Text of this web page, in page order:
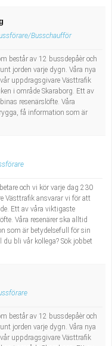
Busschaufför
består av 12 bussdepåèr och
jorden varje dygn. Våra nya
uppdragsgivare Västtrafik
i område Skaraborg. Ett av
resenärslöfte. Våra
få information som är
och vi kör varje dag 230
Västtrafik ansvarar vi för att
Ett av våra viktigaste
Våra resenärer ska alltid
som är betydelsefull för sin
du bli vår kollega? Sök jobbet
består av 12 bussdepåèr och
jorden varje dygn. Våra nya
uppdragsgivare Västtrafik